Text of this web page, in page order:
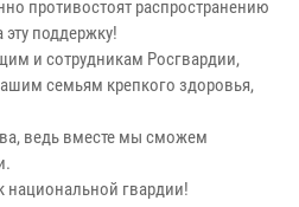
противостоят распространению
поддержку!
и сотрудникам Росгвардии,
семьям крепкого здоровья,
ведь вместе мы сможем
гвардии!